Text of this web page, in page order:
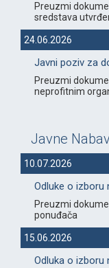
Preuzmi
sredstava
24.06.2026
Javni poziv za
Preuzmi
neprofitnim
Javne
10.07.2026
Odluke o izboru
Preuzmi
ponuđača
15.06.2026
Odluka o izboru